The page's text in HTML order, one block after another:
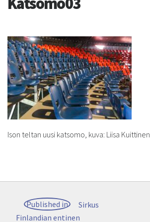
Ison teltan uusi katsomo, kuva: Liisa Kuittinen
Artikkelien
selaus
Published in
Sirkus
Finlandian entinen